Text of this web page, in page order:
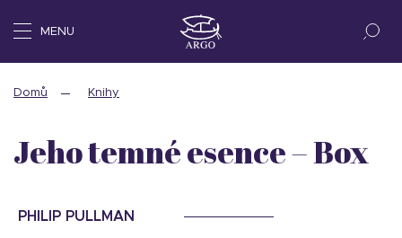
MENU
Domů Knihy
Jeho temné esence – Box
PHILIP PULLMAN